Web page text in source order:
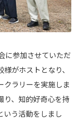
に参加させていただ
がホストとなり、
クラリーを実施しま
り、知的好奇心を持
いう活動をしまし